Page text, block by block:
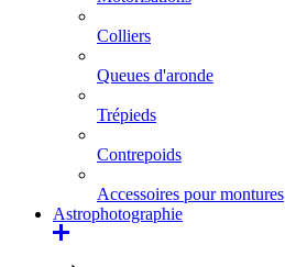
Colliers
Queues d'aronde
Trépieds
Contrepoids
Accessoires pour montures
Astrophotographie